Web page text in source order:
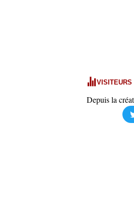
VISITEURS
Depuis la